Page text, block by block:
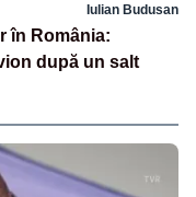
Iulian Budusan
în România:
după un salt